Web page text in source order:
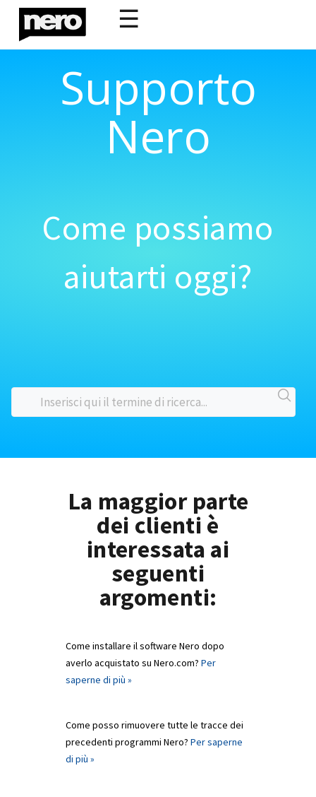
☰
Supporto
Nero
Come possiamo
aiutarti oggi?
La maggior parte
dei clienti è
interessata ai
seguenti
argomenti:
Come installare il software Nero dopo
averlo acquistato su Nero.com? Per
saperne di più »
Come posso rimuovere tutte le tracce dei
precedenti programmi Nero? Per saperne
di più »